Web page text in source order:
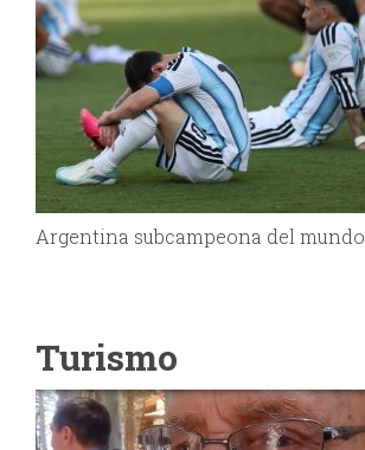
Argentina subcampeona del mundo
Turismo